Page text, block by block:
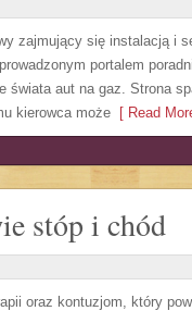
zajmujący się instalacją i
portalem
aut na gaz. Strona
kierowca może [ Read
stóp i chód
oraz kontuzjom, który